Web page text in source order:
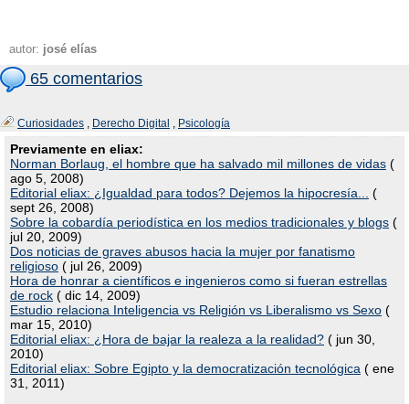
autor: josé elías
65 comentarios
Curiosidades , Derecho Digital , Psicología
Previamente en eliax:
Norman Borlaug, el hombre que ha salvado mil millones de vidas (
ago 5, 2008)
Editorial eliax: ¿Igualdad para todos? Dejemos la hipocresía...
(
sept 26, 2008)
Sobre la cobardía periodística en los medios tradicionales y blogs (
jul 20, 2009)
Dos noticias de graves abusos hacia la mujer por fanatismo
religioso ( jul 26, 2009)
Hora de honrar a científicos e ingenieros como si fueran estrellas
de rock ( dic 14, 2009)
Estudio relaciona Inteligencia vs Religión vs Liberalismo vs Sexo (
mar 15, 2010)
Editorial eliax: ¿Hora de bajar la realeza a la realidad? ( jun 30,
2010)
Editorial eliax: Sobre Egipto y la democratización tecnológica ( ene
31, 2011)